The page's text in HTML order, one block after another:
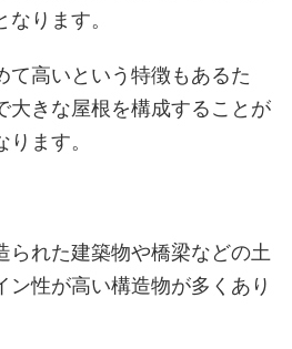
ります。
て高いという特徴もあるた
大きな屋根を構成することが
ます。
られた建築物や橋梁などの土
ン性が高い構造物が多くあり